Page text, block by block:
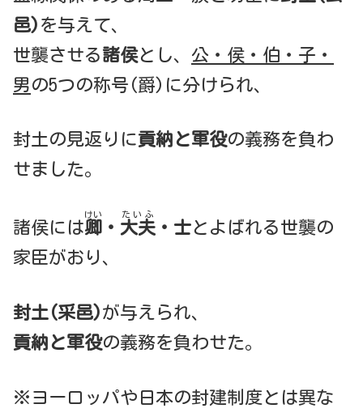
邑) を与えて、
世襲させる諸侯とし、 公・侯・伯・子・
男の5つの称号(爵)に分けられ、
封土の見返りに貢納と軍役の義務を負わ
せました。
諸侯には卿
けい
・ 大夫
たいふ
・士とよばれる世襲の
家臣がおり、
封土(采邑)が与えられ、
貢納と軍役の義務を負わせた。
※ヨーロッパや日本の封建制度とは異な